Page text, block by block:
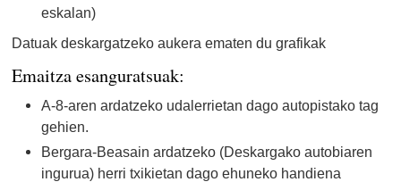
eskalan)
Datuak deskargatzeko aukera ematen du grafikak
Emaitza esanguratsuak:
A-8-aren ardatzeko udalerrietan dago autopistako tag
gehien.
Bergara-Beasain ardatzeko (Deskargako autobiaren
ingurua) herri txikietan dago ehuneko handiena